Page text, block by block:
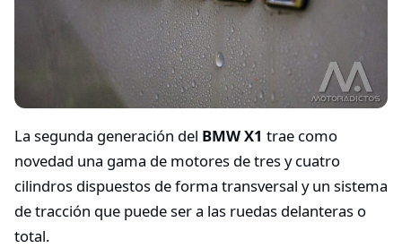
La segunda generación del BMW X1 trae como
novedad una gama de motores de tres y cuatro
cilindros dispuestos de forma transversal y un sistema
de tracción que puede ser a las ruedas delanteras o
total.